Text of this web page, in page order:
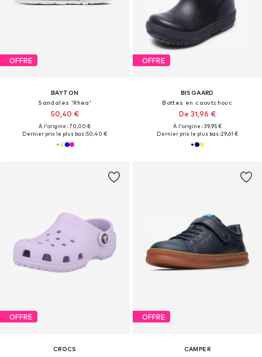
OFFRE
BAYTON
Sandales 'Rhea'
50,40 €
À l'origine : 70,00 €
Dernier prix le plus bas :50,40 €
OFFRE
BISGAARD
Bottes en caoutchouc
De 31,96 €
À l'origine : 39,95 €
Dernier prix le plus bas :29,61 €
OFFRE
CROCS
OFFRE
CAMPER